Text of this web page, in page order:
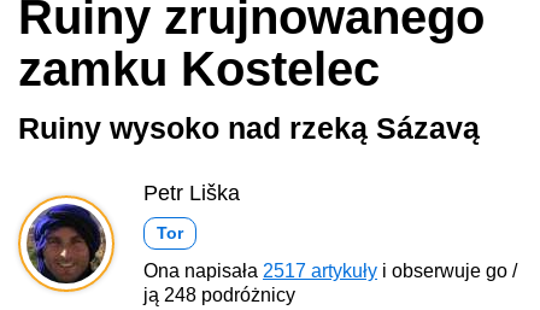
Ruiny zrujnowanego
zamku Kostelec
Ruiny wysoko nad rzeką Sázavą
Petr Liška
Tor
Ona napisała 2517 artykuły i obserwuje go /
ją 248 podróżnicy